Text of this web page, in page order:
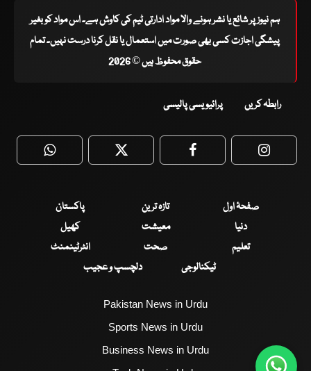
ہم نیوز پر شائع یا نشر ہونے والا مواد ادارتی ٹیم کی کاوش ہے۔ اس مواد کو بغیر
پیشگی اجازت کسی بھی صورت میں استعمال یا نقل کرنا درست نہیں۔ تمام
حقوق محفوظ ہیں © 2026
رابطہ کریں پرائیویسی پالیسی
WhatsApp Twitter Facebook
صفحۂ اول تازہ ترین
پاکستان
دنیا
معیشت
کھیل
تعلیم
صحت
انٹرٹینمنٹ
ٹیکنالوجی
دلچسپ و عجیب
Pakistan News in Urdu
Sports News in Urdu
Business News in Urdu